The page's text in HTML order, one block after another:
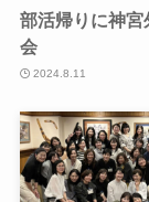
部活帰りに神宮
会
2024.8.11